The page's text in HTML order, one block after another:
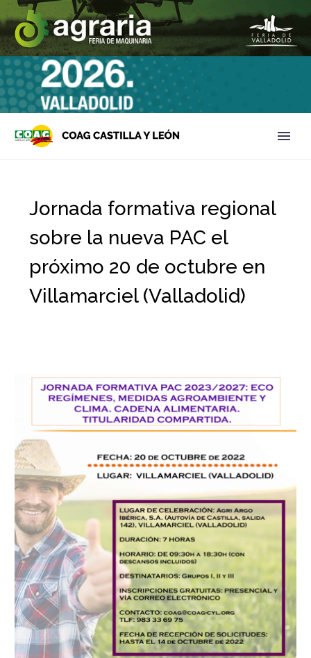
Jornada formativa regional
sobre la nueva PAC el
próximo 20 de octubre en
Villamarciel (Valladolid)